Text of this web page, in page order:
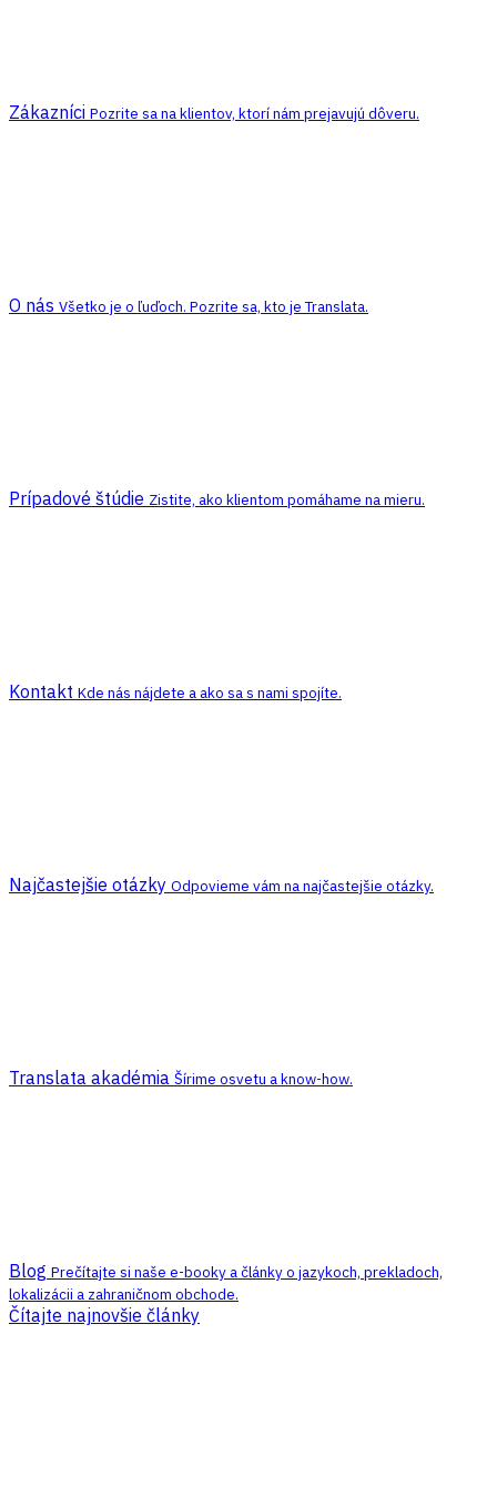
Zákazníci Pozrite sa na klientov, ktorí nám prejavujú dôveru.
O nás Všetko je o ľuďoch. Pozrite sa, kto je Translata.
Prípadové štúdie Zistite, ako klientom pomáhame na mieru.
Kontakt Kde nás nájdete a ako sa s nami spojíte.
Najčastejšie otázky Odpovieme vám na najčastejšie otázky.
Translata akadémia Šírime osvetu a know-how.
Blog Prečítajte si naše e-booky a články o jazykoch, prekladoch,
lokalizácii a zahraničnom obchode.
Čítajte najnovšie články